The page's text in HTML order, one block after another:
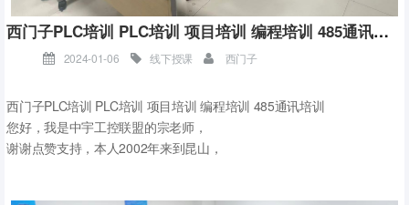
进行实践操作：学习PLC不能只停留在理论上，必须通过实践操作来加
深对知识的理解和掌握。可以通过实验设备或模拟软件进行编程和调
试，提高自己的实际操作能力。
学习PLC需要耐心和毅力，只有不断地学习和实践，才能掌握这门技
术。希望以上内容对大家有所帮助。
.
西门子PLC培训 PLC培训 项目培训 编程培训 485通讯培训
2024-01-06 线下授课 西门子
西门子PLC培训 PLC培训 项目培训 编程培训 485通讯培训
您好，我是中宇工控联盟的宗老师，
谢谢点赞支持，本人2002年来到昆山，